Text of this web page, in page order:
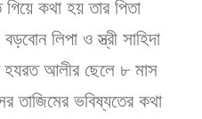
গিয়ে কথা হয় তার পিতা
লিপা ও স্ত্রী সাহিদা
আলীর ছেলে ৮ মাস
তাজিমের ভবিষ্যতের কথা